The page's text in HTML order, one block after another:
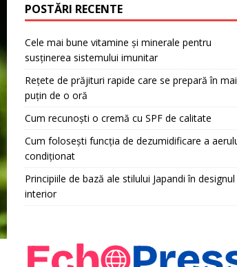
POSTĂRI RECENTE
Cele mai bune vitamine și minerale pentru
susținerea sistemului imunitar
Rețete de prăjituri rapide care se prepară în mai
puțin de o oră
Cum recunoști o cremă cu SPF de calitate
Cum folosești funcția de dezumidificare a
condiționat
Principiile de bază ale stilului Japandi în designul
interior